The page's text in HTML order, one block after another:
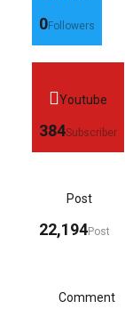
0Followers
Youtube
384Subscriber
Post
22,194Post
Comment